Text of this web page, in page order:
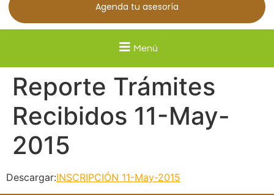
Agenda tu asesoría
Menú
Reporte Trámites
Recibidos 11-May-
2015
Descargar:INSCRIPCIÓN 11-May-2015